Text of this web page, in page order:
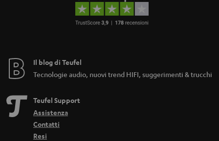
Il blog di Teufel
Tecnologie audio, nuovi trend HIFI, suggerimenti & trucchi
Teufel Support
Assistenza
Contatti
Resi